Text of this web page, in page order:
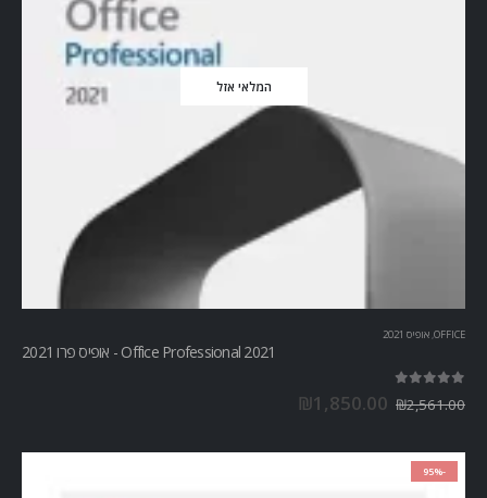
המלאי אזל
OFFICE
, אופיס 2021
Office Professional 2021 - אופיס פרו 2021
₪2,561.00
₪1,850.00
-95%